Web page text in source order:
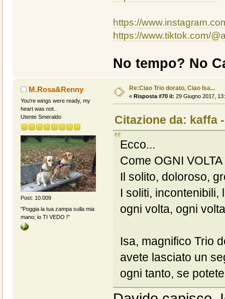
https://
https://www.tiktok.com/
No tempo? No
M.Rosa&Renny
You're wings were ready, my
heart was not..
Utente Smeraldo
Post: 10.009
"Poggia la tua zampa sulla mia
mano; io TI VEDO !"
Re:Ciao Trio dorato, Ciao Isa...
« Risposta #70 il: 29 Giugno 2017,
Citazione da: kaffa
Ecco...
Come OGNI
Il solito, doloroso,
I soliti, incontenibili,
ogni volta, ogni
Isa, magnifico Trio
avete lasciato un
ogni tanto, se